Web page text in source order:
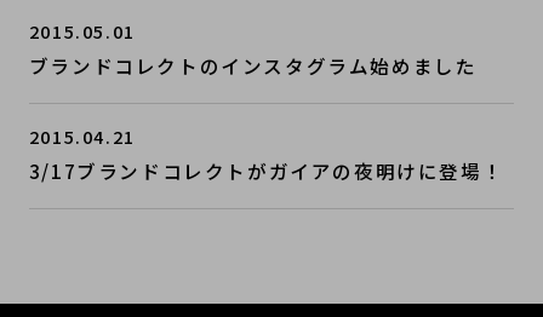
2015.05.01
ブランドコレクトのインスタグラム始めました
2015.04.21
3/17ブランドコレクトがガイアの夜明けに登場！